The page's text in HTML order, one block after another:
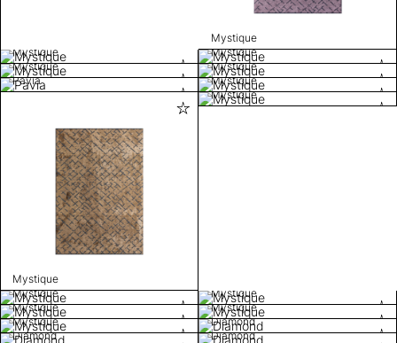
Mystique
Mystique
Mystique
Mystique
Mystique
Pavia
Mystique
Mystique
Mystique
Mystique
Mystique
Mystique
Mystique
Mystique
Diamond
Diamond
Diamond